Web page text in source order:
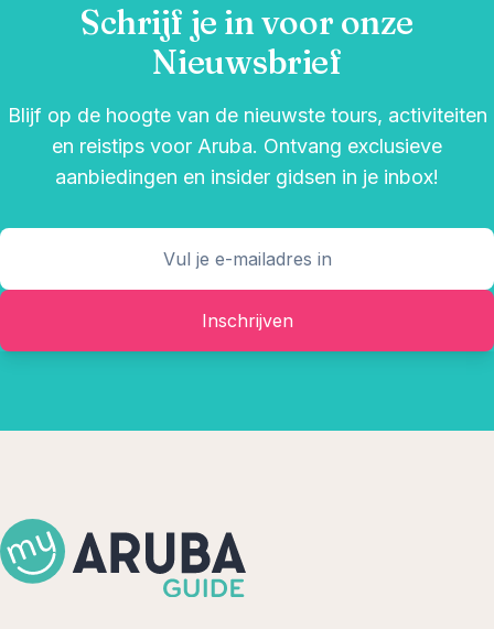
Schrijf je in voor onze
Nieuwsbrief
Blijf op de hoogte van de nieuwste tours, activiteiten
en reistips voor Aruba. Ontvang exclusieve
aanbiedingen en insider gidsen in je inbox!
Inschrijven